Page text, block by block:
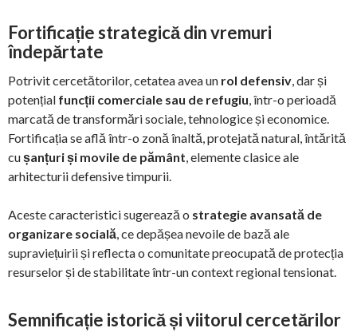
Fortificație strategică din vremuri
îndepărtate
Potrivit cercetătorilor, cetatea avea un rol defensiv, dar și
potențial funcții comerciale sau de refugiu, într-o perioadă
marcată de transformări sociale, tehnologice și economice.
Fortificația se află într-o zonă înaltă, protejată natural, întărită
cușanțuri și movile de pământ, elemente clasice ale
arhitecturii defensive timpurii.
Aceste caracteristici sugerează o strategie avansată de
organizare socială, ce depășea nevoile de bază ale
supraviețuirii și reflecta o comunitate preocupată de protecția
resurselor și de stabilitate într-un context regional tensionat.
Semnificație istorică și viitorul cercetărilor